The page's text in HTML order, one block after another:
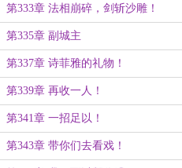
第333章 法相崩碎，剑斩沙雕！
第335章 副城主
第337章 诗菲雅的礼物！
第339章 再收一人！
第341章 一招足以！
第343章 带你们去看戏！